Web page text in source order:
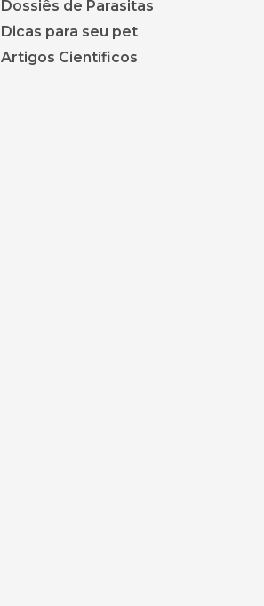
Dossiês de Parasitas
Dicas para seu pet
Artigos Científicos